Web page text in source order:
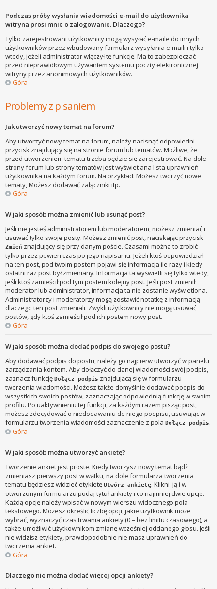
Podczas próby wysłania wiadomości e-mail do użytkownika
witryna prosi mnie o zalogowanie. Dlaczego?
Tylko zarejestrowani użytkownicy mogą wysyłać e-maile do innych
użytkowników przez wbudowany formularz wysyłania e-maili i tylko
wtedy, jeżeli administrator włączył tę funkcję. Ma to zabezpieczać
przed nieprawidłowym używaniem systemu poczty elektronicznej
witryny przez anonimowych użytkowników.
Góra
Problemy z pisaniem
Jak utworzyć nowy temat na forum?
Aby utworzyć nowy temat na forum, należy nacisnąć odpowiedni
przycisk znajdujący się na stronie forum lub tematów. Możliwe, że
przed utworzeniem tematu trzeba będzie się zarejestrować. Na dole
strony forum lub strony tematów jest wyświetlana lista uprawnień
użytkownika na każdym forum. Na przykład: Możesz tworzyć nowe
tematy, Możesz dodawać załączniki itp.
Góra
W jaki sposób można zmienić lub usunąć post?
Jeśli nie jesteś administratorem lub moderatorem, możesz zmieniać i
usuwać tylko swoje posty. Możesz zmienić post, naciskając przycisk
Zmień znajdujący się przy danym poście. Czasami można to zrobić
tylko przez pewien czas po jego napisaniu. Jeżeli ktoś odpowiedział
na ten post, pod twoim postem pojawi się informacja ile razy i kiedy
ostatni raz post był zmieniany. Informacja ta wyświetli się tylko wtedy,
jeśli ktoś zamieścił pod tym postem kolejny post. Jeśli post zmienił
moderator lub administrator, informacja ta nie zostanie wyświetlona.
Administratorzy i moderatorzy mogą zostawić notatkę z informacją,
dlaczego ten post zmieniali. Zwykli użytkownicy nie mogą usuwać
postów, gdy ktoś zamieścił pod ich postem nowy post.
Góra
W jaki sposób można dodać podpis do swojego postu?
Aby dodawać podpis do postu, należy go najpierw utworzyć w panelu
zarządzania kontem. Aby dołączyć do danej wiadomości swój podpis,
zaznacz funkcjęDołącz podpis znajdującą się w formularzu
tworzenia wiadomości. Możesz także domyślnie dodawać podpis do
wszystkich swoich postów, zaznaczając odpowiednią funkcję w swoim
profilu. Po uaktywnieniu tej funkcji, za każdym razem pisząc post,
możesz zdecydować o niedodawaniu do niego podpisu, usuwając w
formularzu tworzenia wiadomości zaznaczenie z polaDołącz podpis.
Góra
W jaki sposób można utworzyć ankietę?
Tworzenie ankiet jest proste. Kiedy tworzysz nowy temat bądź
zmieniasz pierwszy post w wątku, na dole formularza tworzenia
tematu będziesz widzieć etykietęUtwórz ankietę. Kliknij ją i w
otworzonym formularzu podaj tytuł ankiety i co najmniej dwie opcje.
Każdą opcję należy wpisać w nowym wierszu widocznego pola
tekstowego. Możesz określić liczbę opcji, jakie użytkownik może
wybrać, wyznaczyć czas trwania ankiety (0 – bez limitu czasowego), a
także umożliwić użytkownikom zmianę wcześniej oddanego głosu. Jeśli
nie widzisz etykiety, prawdopodobnie nie masz uprawnień do
tworzenia ankiet.
Góra
Dlaczego nie można dodać więcej opcji ankiety?